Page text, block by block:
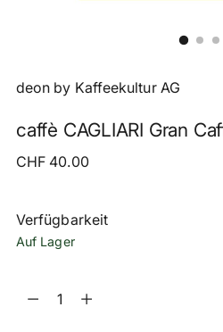
deon by Kaffeekultur AG
caffè CAGLIARI Gran
Regulärer
CHF 40.00
Verfügbarkeit
Auf Lager
Menge